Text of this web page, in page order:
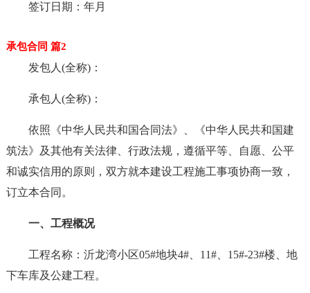
签订日期：年月
承包合同 篇2
发包人(全称)：
承包人(全称)：
依照《中华人民共和国合同法》、《中华人民共和国建
筑法》及其他有关法律、行政法规，遵循平等、自愿、公平
和诚实信用的原则，双方就本建设工程施工事项协商一致，
订立本合同。
一、工程概况
工程名称：沂龙湾小区05#地块4#、11#、15#-23#楼、地
下车库及公建工程。